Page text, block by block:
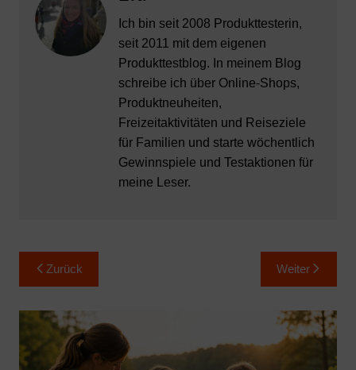
Ich bin seit 2008 Produkttesterin,
seit 2011 mit dem eigenen
Produkttestblog. In meinem Blog
schreibe ich über Online-Shops,
Produktneuheiten,
Freizeitaktivitäten und Reiseziele
für Familien und starte wöchentlich
Gewinnspiele und Testaktionen für
meine Leser.
Beitragsnavigation
Zurück Weiter